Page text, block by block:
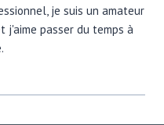
je suis un amateur
passer du temps à